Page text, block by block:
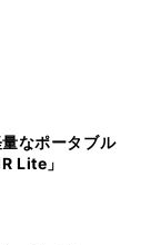
なポータブル
Lite」